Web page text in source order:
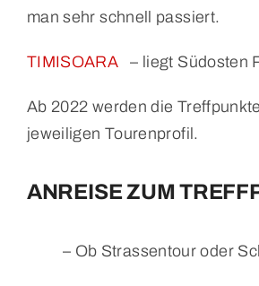
man sehr schnell passiert.
TIMISOARA – liegt Südosten
Ab 2022 werden die
jeweiligen Tourenprofil.
ANREISE ZUM
– Ob Strassentour oder